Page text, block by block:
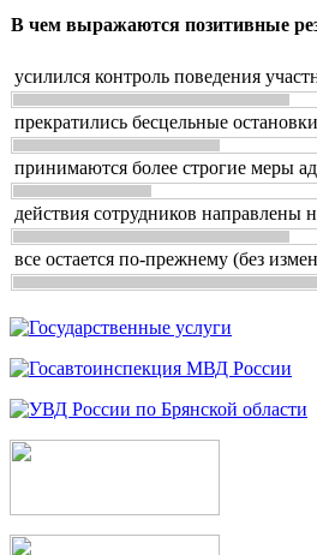
В чем выражаются позитивные
усилился контроль поведения
прекратились бесцельные
принимаются более строгие меры
действия сотрудников
все остается по-прежнему (без